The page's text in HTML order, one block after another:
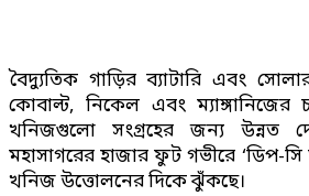
বৈদ্যুতিক গাড়ির ব্যাটারি এবং
কোবাল্ট, নিকেল এবং ম্যাঙ্গানিজের
খনিজগুলো সংগ্রহের জন্য উন্নত
মহাসাগরের হাজার ফুট গভীরে ‘ডিপ-সি
খনিজ উত্তোলনের দিকে ঝুঁকছে।